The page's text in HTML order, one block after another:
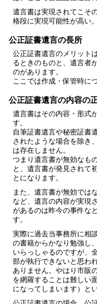
遺言書は実現されてこそ
格段に実現可能性が高い。
公正証書遺言の長所
公正証書遺言のメリット
るときのものと、遺言者
のがあります。
ここでは作成・保管時に
公正証書遺言の内容の
遺言書はその内容・形式
す。
自筆証書遺言や秘密証書
されたような場合を除き、
は存在しません。
つまり遺言書が無効なも
と、遺言書が発見されて
とになります。
また、遺言書が無効では
など、遺言の内容が実現
があるのは昨今の事件な
す。
実際に過去当事務所に相
の書籍からかなり勉強し
いらっしゃるのですが、
部が執行できないと思わ
ありません。やはり市販
を網羅することは難しい
になってしまいます）と